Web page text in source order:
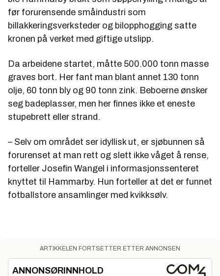
før forurensende småindustri som
billakkeringsverksteder og bilopphogging satte
kronen på verket med giftige utslipp.
Da arbeidene startet, måtte 500.000 tonn masse
graves bort. Her fant man blant annet 130 tonn
olje, 60 tonn bly og 90 tonn zink. Beboerne ønsker
seg badeplasser, men her finnes ikke et eneste
stupebrett eller strand.
– Selv om området ser idyllisk ut, er sjøbunnen så
forurenset at man rett og slett ikke våget å rense,
forteller Josefin Wangel i informasjonssenteret
knyttet til Hammarby. Hun forteller at det er funnet
fotballstore ansamlinger med kvikksølv.
ARTIKKELEN FORTSETTER ETTER ANNONSEN
ANNONSØRINNHOLD